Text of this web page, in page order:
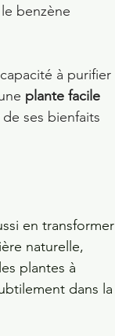
benzène
à purifier
plante facile
ses bienfaits
en transformer
naturelle,
plantes à
dans la